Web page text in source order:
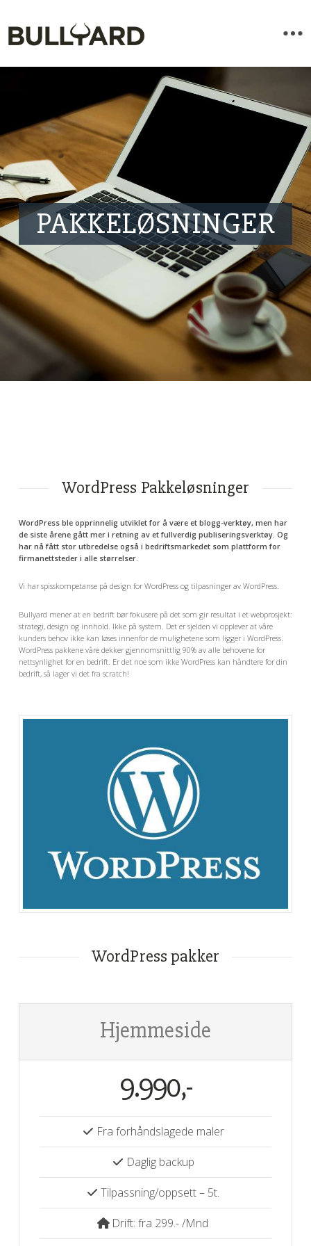
PAKKE​LØSNINGER
WordPress Pakkeløsninger
WordPress ble opprinnelig utviklet for å være et blogg-verktøy, men har
de siste årene gått mer i retning av et fullverdig publiseringsverktøy. Og
har nå fått stor utbredelse også i bedriftsmarkedet som plattform for
firmanettsteder i alle størrelser.
Vi har spisskompetanse på design for WordPress og tilpasninger av WordPress.
Bullyard mener at en bedrift bør fokusere på det som gir resultat i et webprosjekt:
strategi, design og innhold. Ikke på system. Det er sjelden vi opplever at våre
kunders behov ikke kan løses innenfor de mulighetene som ligger i WordPress.
WordPress pakkene våre dekker gjennomsnittlig 90% av alle behovene for
nettsynlighet for en bedrift. Er det noe som ikke WordPress kan håndtere for din
bedrift, så lager vi det fra scratch!
WordPress pakker
Hjemmeside
9.990,-
Fra forhåndslagede maler
Daglig backup
Tilpassning/oppsett – 5t.
Drift: fra 299.- /Mnd